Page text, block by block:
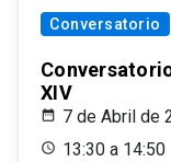
Conversatorio
XIV
7 de Abril de
13:30 a 14:50